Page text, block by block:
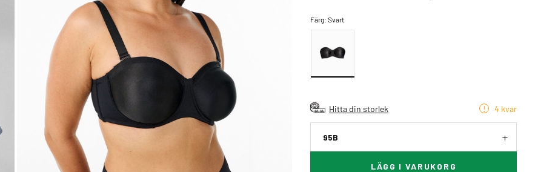
Färg:Svart
Hitta din storlek 4 kvar
95B
LÄGG I VARUKORG